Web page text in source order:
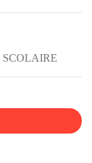
SCOLAIRE